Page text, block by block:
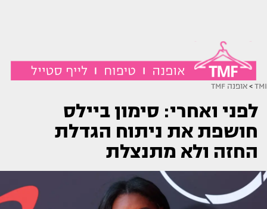
TMI
> אופנה TMF
לפני ואחרי: סימון ביילס
חושפת את ניתוח הגדלת
החזה ולא מתנצלת